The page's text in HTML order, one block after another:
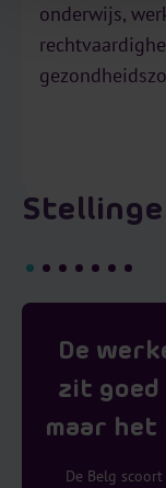
onderwijs,
De
zit goed
maar het
De Belg